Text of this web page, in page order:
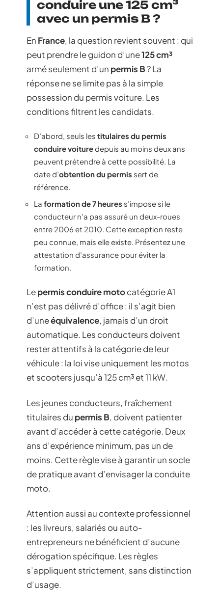
conduire une 125 cm³
avec un permis B ?
En France, la question revient souvent : qui
peut prendre le guidon d’une125 cm³
armé seulement d’un permis B? La
réponse ne se limite pas à la simple
possession du permis voiture. Les
conditions filtrent les candidats.
D’abord, seuls les titulaires du permis
conduire voituredepuis au moins deux ans
peuvent prétendre à cette possibilité. La
date d’obtention du permis sert de
référence.
La formation de 7 heures s’impose si le
conducteur n’a pas assuré un deux-roues
entre 2006 et 2010. Cette exception reste
peu connue, mais elle existe. Présentez une
attestation d’assurance pour éviter la
formation.
Lepermis conduire motocatégorie A1
n’est pas délivré d’office : il s’agit bien
d’uneéquivalence, jamais d’un droit
automatique. Les conducteurs doivent
rester attentifs à la catégorie de leur
véhicule : la loi vise uniquement les motos
et scooters jusqu’à 125 cm³ et 11 kW.
Les jeunes conducteurs, fraîchement
titulaires du permis B, doivent patienter
avant d’accéder à cette catégorie. Deux
ans d’expérience minimum, pas un de
moins. Cette règle vise à garantir un socle
de pratique avant d’envisager la conduite
moto.
Attention aussi au contexte professionnel
: les livreurs, salariés ou auto-
entrepreneurs ne bénéficient d’aucune
dérogation spécifique. Les règles
s’appliquent strictement, sans distinction
d’usage.